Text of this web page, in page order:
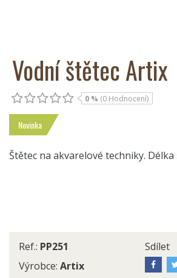
Vodní štětec Artix
0 % (0 Hodnocení)
Novinka
Štětec na akvarelové techniky. Délka
Ref.: PP251
Výrobce: Artix
Sdílet